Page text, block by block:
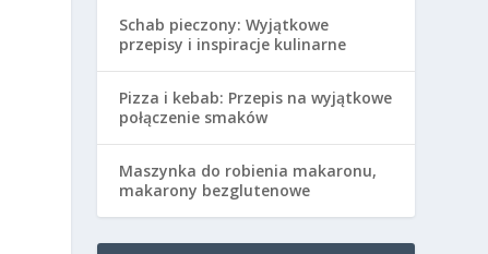
Schab pieczony: Wyjątkowe
przepisy i inspiracje kulinarne
Pizza i kebab: Przepis na wyjątkowe
połączenie smaków
Maszynka do robienia makaronu,
makarony bezglutenowe